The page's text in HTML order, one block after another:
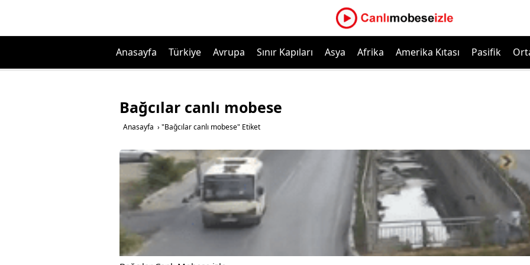
Anasayfa Türkiye Avrupa Sınır Kapıları Asya Afrika Amerika Kıtası Pasifik
Bağcılar canlı mobese
Anasayfa › "Bağcılar canlı mobese" Etiket